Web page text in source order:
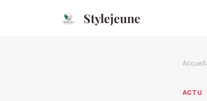
Stylejeune
Accueil›
ACTU